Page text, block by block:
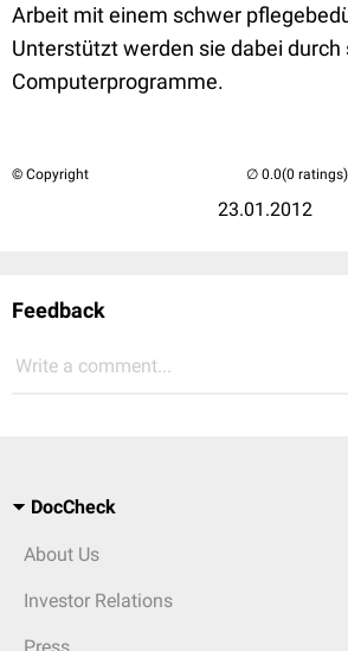
Arbeit mit einem schwer
Unterstützt werden sie dabei durch
Computerprogramme.
© Copyright
23.01.2012
(0 ratings)
Feedback
Write a comment...
DocCheck
About Us
Investor Relations